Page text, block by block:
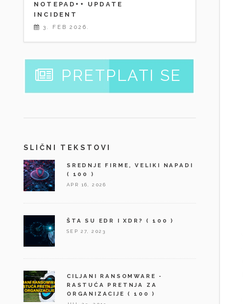
NOTEPAD++ UPDATE
INCIDENT
3. FEB 2026.
PRETPLATI SE
SLIČNI TEKSTOVI
SREDNJE FIRME, VELIKI NAPADI
( 100 )
APR 16, 2026
ŠTA SU EDR I XDR? ( 100 )
SEP 27, 2023
CILJANI RANSOMWARE -
RASTUĆA PRETNJA ZA
ORGANIZACIJE
( 100 )